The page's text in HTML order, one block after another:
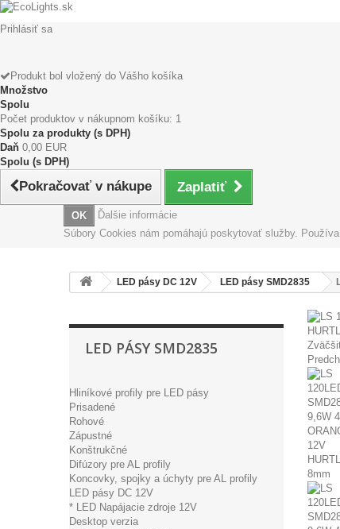
Prihlásiť sa
Produkt bol vložený do Vášho košíka
Množstvo
Spolu
Počet produktov v nákupnom košíku: 1
Spolu za produkty (s DPH)
Daň 0,00 EUR
Spolu (s DPH)
Pokračovať v nákupe Zaplatiť
OK
Ďalšie informácie
Súbory Cookies nám pomáhajú poskytovať služby.
LED pásy DC 12V LED pásy SMD2835
LED PÁSY SMD2835
Hliníkové profily pre LED pásy
Prisadené
Rohové
Zápustné
Konštrukčné
Difúzory pre AL profily
Koncovky, spojky a úchyty pre AL profily
LED pásy DC 12V
* LED Napájacie zdroje 12V
Desktop verzia